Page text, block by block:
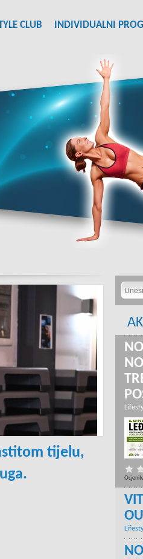
CLUB INDIVIDUALNI
tijelu,